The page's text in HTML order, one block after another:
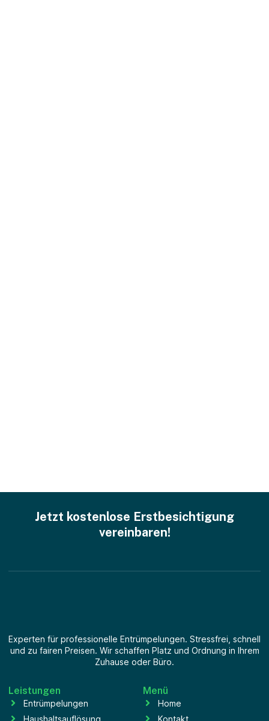
Jetzt kostenlose Erstbesichtigung
vereinbaren!
Experten für professionelle Entrümpelungen. Stressfrei, schnell
und zu fairen Preisen. Wir schaffen Platz und Ordnung in Ihrem
Zuhause oder Büro.
Leistungen
Entrümpelungen
Haushaltsauflösung
Menü
Home
Kontakt